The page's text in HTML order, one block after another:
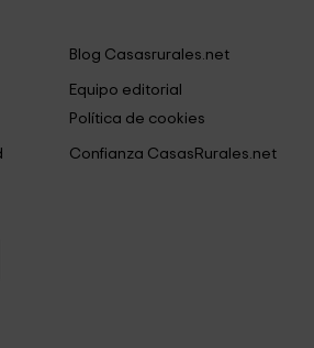
Blog Casasrurales.net
Equipo editorial
Política de cookies
Confianza CasasRurales.net